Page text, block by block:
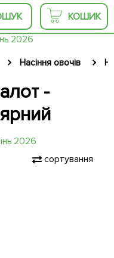
КОШИК
Насіння овочів
-
сортування